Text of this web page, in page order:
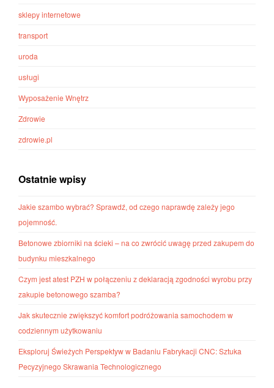
sklepy internetowe
transport
uroda
usługi
Wyposażenie Wnętrz
Zdrowie
zdrowie.pl
Ostatnie wpisy
Jakie szambo wybrać? Sprawdź, od czego naprawdę zależy jego
pojemność.
Betonowe zbiorniki na ścieki – na co zwrócić uwagę przed zakupem do
budynku mieszkalnego
Czym jest atest PZH w połączeniu z deklaracją zgodności wyrobu przy
zakupie betonowego szamba?
Jak skutecznie zwiększyć komfort podróżowania samochodem w
codziennym użytkowaniu
Eksploruj Świeżych Perspektyw w Badaniu Fabrykacji CNC: Sztuka
Pecyzyjnego Skrawania Technologicznego